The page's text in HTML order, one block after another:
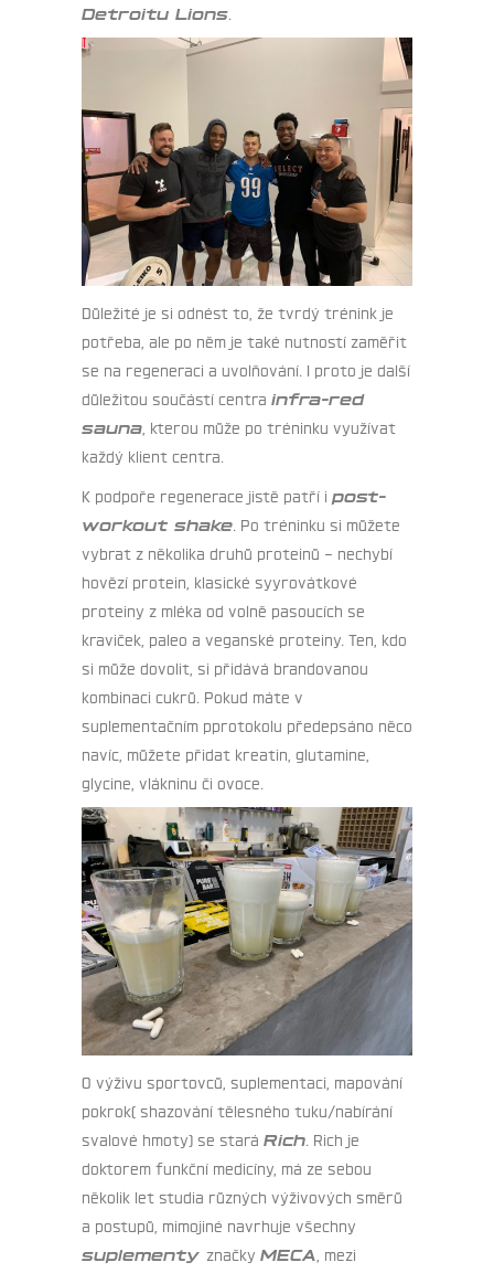
Detroitu Lions
Důležité je si odnést to, že tvrdý trénink je
potřeba, ale po něm je také nutností zaměřit
se na regeneraci a uvolňování. I proto je další
důležitou součástí centra infra-red
sauna , kterou může po tréninku využívat
každý klient centra.
K podpoře regenerace jistě patří i post-
workout shake . Po tréninku si můžete
vybrat z několika druhů proteinů – nechybí
hovězí protein, klasické syyrovátkové
proteiny z mléka od volně pasoucích se
kraviček, paleo a veganské proteiny. Ten, kdo
si může dovolit, si přidává brandovanou
kombinaci cukrů. Pokud máte v
suplementačním pprotokolu předepsáno něco
navíc, můžete přidat kreatin, glutamine,
glycine, vlákninu či ovoce.
O výživu sportovců, suplementaci, mapování
pokrok( shazování tělesného tuku/nabírání
svalové hmoty) se stará Rich . Rich je
doktorem funkční medicíny, má ze sebou
několik let studia různých výživových směrů
a postupů, mimojiné navrhuje všechny
suplementy značky MECA , mezi